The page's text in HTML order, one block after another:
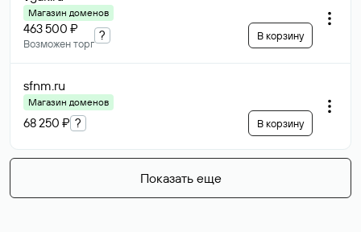
Магазин доменов
463 500 ₽
Возможен торг
? В корзину
sfnm.ru
Магазин доменов
68 250 ₽ ? В корзину
Показать еще